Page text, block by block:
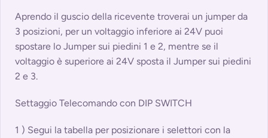
Aprendo il guscio della ricevente troverai un jumper da
3 posizioni, per un voltaggio inferiore ai 24V puoi
spostare lo Jumper sui piedini 1 e 2, mentre se il
voltaggio è superiore ai 24V sposta il Jumper sui piedini
2 e 3.
Settaggio Telecomando con DIP SWITCH
1 ) Segui la tabella per posizionare i selettori con la